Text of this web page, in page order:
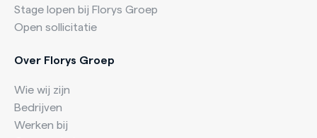
Stage lopen bij Florys Groep
Open sollicitatie
Over Florys Groep
Wie wij zijn
Bedrijven
Werken bij